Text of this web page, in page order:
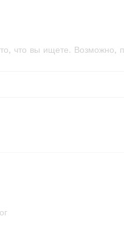
что вы ищете. Возможно,